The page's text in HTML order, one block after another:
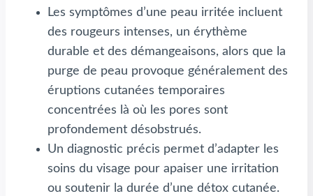
Les symptômes d’une peau irritée incluent
des rougeurs intenses, un érythème
durable et des démangeaisons, alors que la
purge de peau provoque généralement des
éruptions cutanées temporaires
concentrées là où les pores sont
profondement désobstrués.
Un diagnostic précis permet d’adapter les
soins du visage pour apaiser une irritation
ou soutenir la durée d’une détox cutanée.